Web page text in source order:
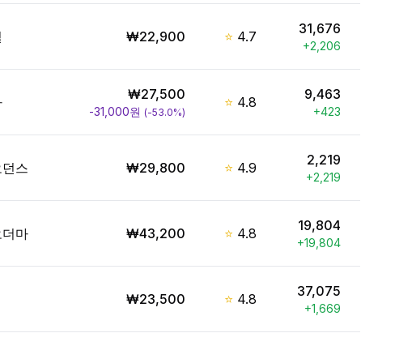
₩22,900 ⭐ 4.7 31,676
+2,206
₩27,500
-31,000원 (-53.0%)
⭐ 4.8 9,463
+423
스 ₩29,800 ⭐ 4.9 2,219
+2,219
마 ₩43,200 ⭐ 4.8 19,804
+19,804
₩23,500 ⭐ 4.8 37,075
+1,669